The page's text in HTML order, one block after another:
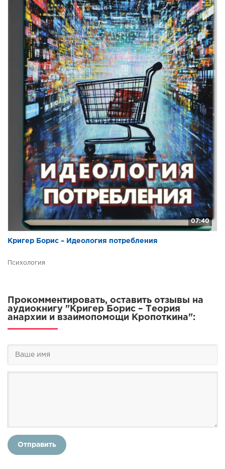
07:40
Кригер Борис – Идеология потребления
Психология
Прокомментировать, оставить отзывы на
аудиокнигу "Кригер Борис – Теория
анархии и взаимопомощи Кропоткина":
Отправить